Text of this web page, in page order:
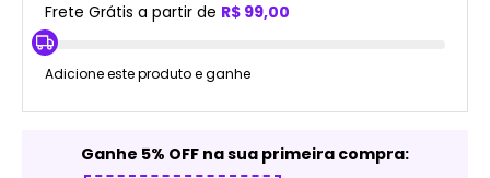
Frete Grátis a partir de R$ 99,00
Adicione este produto e ganhe
Ganhe 5% OFF na sua primeira compra: